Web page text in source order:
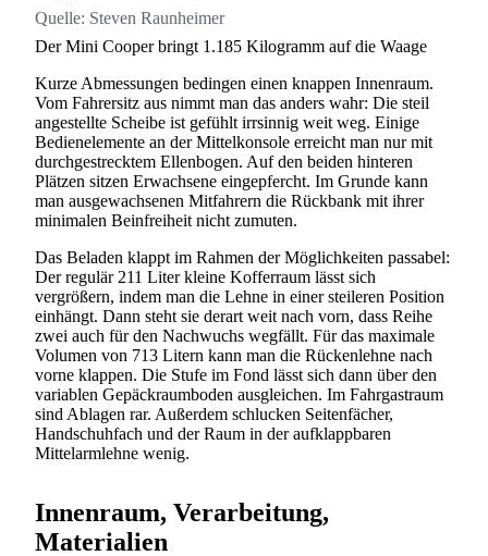
Quelle: Steven Raunheimer
Der Mini Cooper bringt 1.185 Kilogramm auf die Waage
Kurze Abmessungen bedingen einen knappen Innenraum.
Vom Fahrersitz aus nimmt man das anders wahr: Die steil
angestellte Scheibe ist gefühlt irrsinnig weit weg. Einige
Bedienelemente an der Mittelkonsole erreicht man nur mit
durchgestrecktem Ellenbogen. Auf den beiden hinteren
Plätzen sitzen Erwachsene eingepfercht. Im Grunde kann
man ausgewachsenen Mitfahrern die Rückbank mit ihrer
minimalen Beinfreiheit nicht zumuten.
Das Beladen klappt im Rahmen der Möglichkeiten passabel:
Der regulär 211 Liter kleine Kofferraum lässt sich
vergrößern, indem man die Lehne in einer steileren Position
einhängt. Dann steht sie derart weit nach vorn, dass Reihe
zwei auch für den Nachwuchs wegfällt. Für das maximale
Volumen von 713 Litern kann man die Rückenlehne nach
vorne klappen. Die Stufe im Fond lässt sich dann über den
variablen Gepäckraumboden ausgleichen. Im Fahrgastraum
sind Ablagen rar. Außerdem schlucken Seitenfächer,
Handschuhfach und der Raum in der aufklappbaren
Mittelarmlehne wenig.
Innenraum, Verarbeitung,
Materialien